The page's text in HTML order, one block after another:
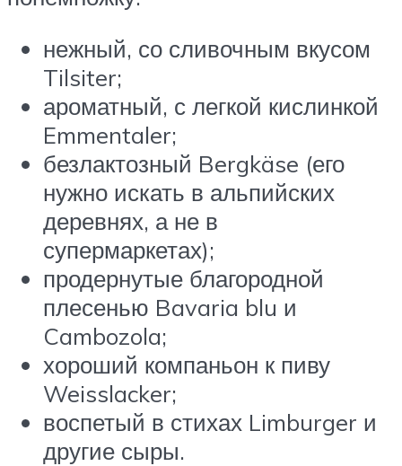
нежный, со сливочным вкусом
Tilsiter;
ароматный, с легкой кислинкой
Emmentaler;
безлактозный Bergkäse (его
нужно искать в альпийских
деревнях, а не в
супермаркетах);
продернутые благородной
плесенью Bavaria blu и
Cambozola;
хороший компаньон к пиву
Weisslacker;
воспетый в стихах Limburger и
другие сыры.